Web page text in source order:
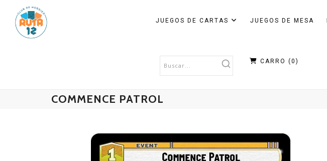
JUEGOS DE CARTAS JUEGOS DE MESA
CARRO (0 )
COMMENCE PATROL